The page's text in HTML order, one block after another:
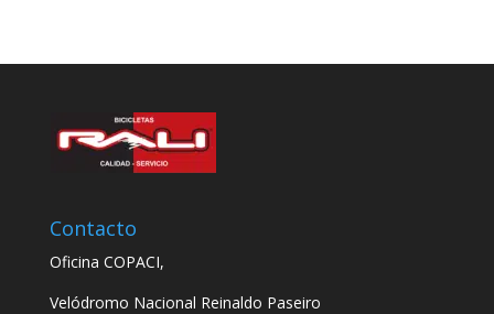
Contacto
Oficina COPACI,
Velódromo Nacional Reinaldo Paseiro